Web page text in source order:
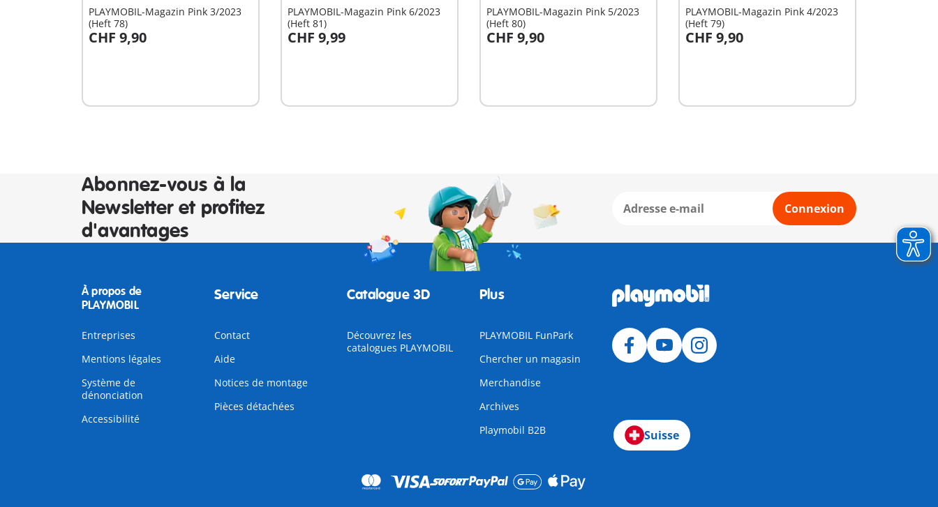
PLAYMOBIL-Magazin Pink 3/2023
(Heft 78)
CHF 9,90
Au panier
PLAYMOBIL-Magazin Pink 6/2023
(Heft 81)
CHF 9,99
Au panier
PLAYMOBIL-Magazin Pink 5/2023
(Heft 80)
CHF 9,90
Au panier
PLAYMOBIL-Magazin Pink 4/2023
(Heft 79)
CHF 9,90
Au panier
Abonnez-vous à la
Newsletter et profitez
d'avantages
Connexion
À propos de
PLAYMOBIL
Entreprises
Mentions légales
Système de
dénonciation
Accessibilité
Service
Contact
Aide
Notices de montage
Pièces détachées
Catalogue 3D
Découvrez les
catalogues PLAYMOBIL
Plus
PLAYMOBIL FunPark
Chercher un magasin
Merchandise
Archives
Playmobil B2B
Suisse